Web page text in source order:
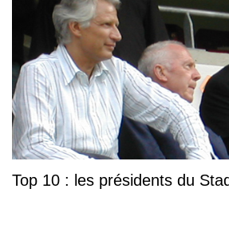
Top 10 : les présidents du